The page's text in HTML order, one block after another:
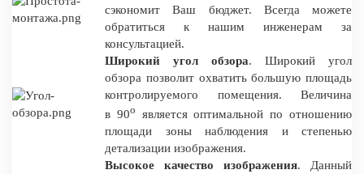
сэкономит Ваш бюджет. Всегда можете
обратиться к нашим инженерам за
консультацией.
Широкий угол обзора. Широкий угол
обзора позволит охватить большую площадь
контролируемого помещения. Величина
в 90о
является оптимальной по отношению
площади зоны наблюдения и степенью
детализации изображения.
Высокое качество изображения. Данный